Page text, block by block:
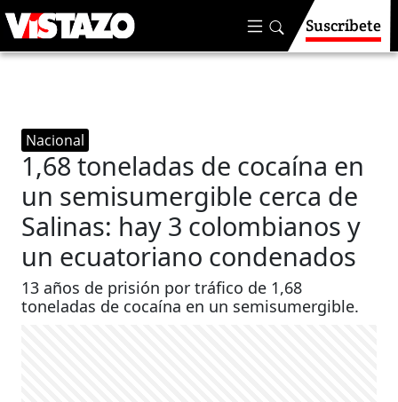
Suscríbete
Nacional
1,68 toneladas de cocaína en
un semisumergible cerca de
Salinas: hay 3 colombianos y
un ecuatoriano condenados
13 años de prisión por tráfico de 1,68
toneladas de cocaína en un semisumergible.